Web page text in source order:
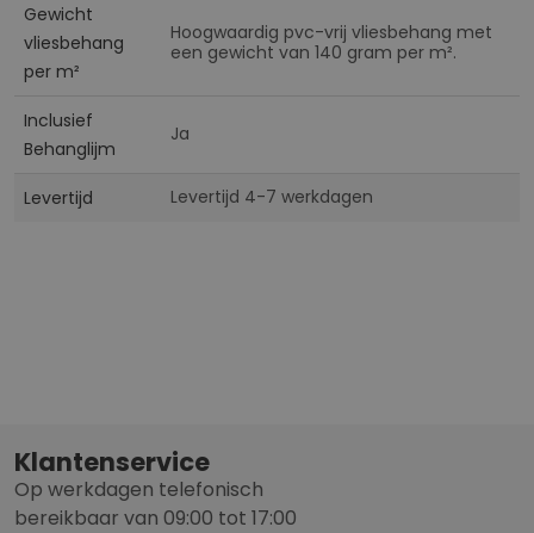
Gewicht
vliesbehang
per m²
Hoogwaardig pvc-vrij vliesbehang met
een gewicht van 140 gram per m².
Inclusief
Behanglijm
Ja
Levertijd Levertijd 4-7 werkdagen
Klantenservice
Op werkdagen telefonisch
bereikbaar van 09:00 tot 17:00